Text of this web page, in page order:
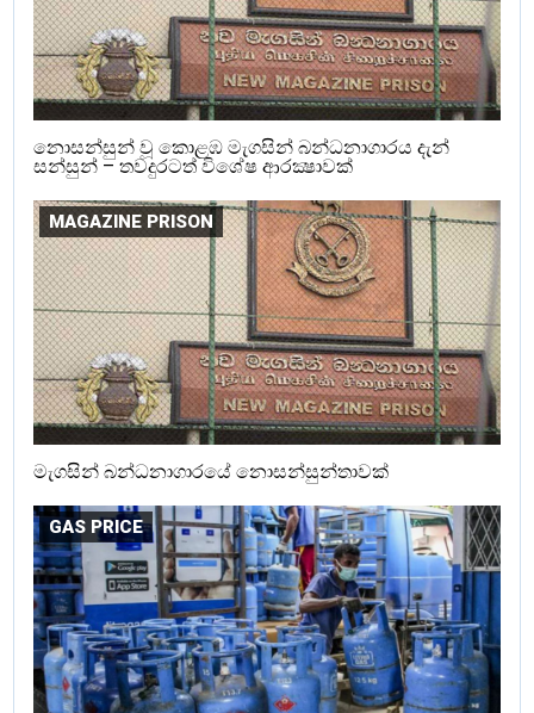
නොසන්සුන් වූ කොළඹ මැගසින් බන්ධනාගාරය දැන්
සන්සුන් – තවදුරටත් විශේෂ ආරක්‍ෂාවක්
MAGAZINE PRISON
මැගසින් බන්ධනාගාරයේ නොසන්සුන්තාවක්
GAS PRICE